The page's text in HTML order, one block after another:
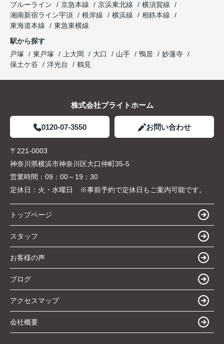
ブルーライン
京急本線 京浜東北線
横須賀線
湘南新宿ライン宇須
根岸線 横浜線
相鉄本線
東海道本線
東急東横線
駅から探す
戸塚
東戸塚 上大岡 大口 山手 鴨居
妙蓮寺
保土ケ谷
洋光台 鶴見
株式会社ブライトホーム
0120-07-3550 お問い合わせ
〒221-0003
神奈川県横浜市神奈川区大口仲町35-5
営業時間： 09：00～19：30
定休日： 火・水曜日 ※事前予約で定休日もご案内可能です。
トップページ
スタッフ
お客様の声
ブログ
アクセスマップ
会社概要